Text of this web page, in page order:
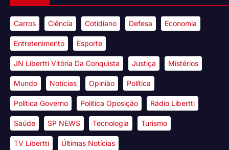
Carros Ciência Cotidiano Defesa Economia
Entretenimento Esporte
JN Libertti Vitória Da Conquista Justiça Mistérios
Mundo Notícias Opinião Política
Política Governo Política Oposição Rádio Libertti
Saúde SP NEWS Tecnologia Turismo
TV Libertti Últimas Notícias